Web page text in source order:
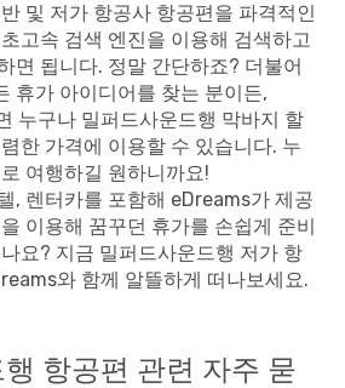
및 저가 항공사 항공편을 파격적인
고속 검색 엔진을 이용해 검색하고
면 됩니다. 정말 간단하죠? 더불어
휴가 아이디어를 찾는 분이든,
누구나 밀퍼드사운드행 막바지 할
한 가격에 이용할 수 있습니다. 누
여행하길 원하니까요!
, 렌터카를 포함해 eDreams가 제공
이용해 꿈꾸던 휴가를 손쉽게 준비
요? 지금 밀퍼드사운드행 저가 항
와 함께 알뜰하게 떠나보세요.
항공편 관련 자주 묻